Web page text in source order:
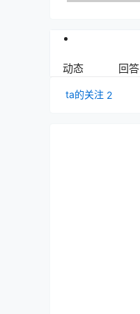
动态 回答
ta的关注 2